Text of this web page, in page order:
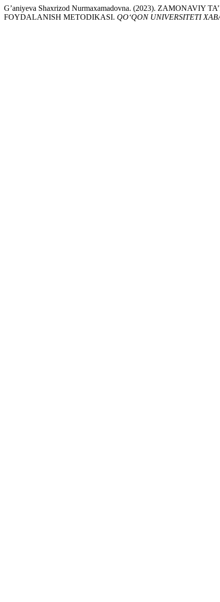
G’aniyeva Shaxrizod Nurmaxamadovna. (2023).
FOYDALANISH METODIKASI. QO‘QON UNIVERSITETI